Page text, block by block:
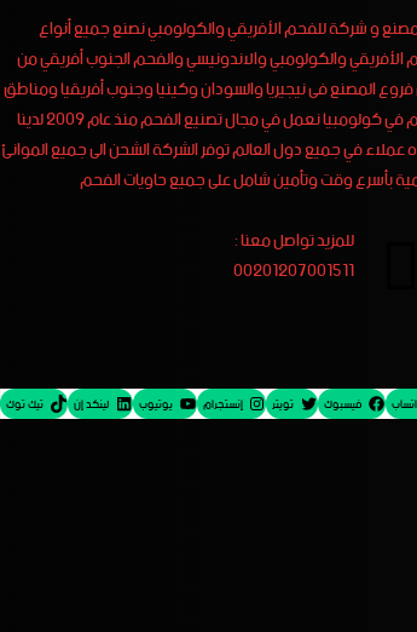
و شركة للفحم الأفريقي والكولومبي نصنع جميع أنواع
الأفريقي والكولومبي والاندونيسي والفحم الجنوب أفريقي من
المصنع فى نيجيريا والسودان وكينيا وجنوب أفريقيا ومناطق
الفحم في كولومبيا نعمل في مجال تصنيع الفحم منذ عام 2009 لدينا
عملاء في جميع دول العالم توفر الشركة الشحن الى جميع الموانئ
بأسرع وقت وتأمين شامل على جميع حاويات الفحم
للمزيد تواصل معنا :
00201207001511
فيسبوك تويتر إنستجرام يوتيوب لينكد إن تيك توك